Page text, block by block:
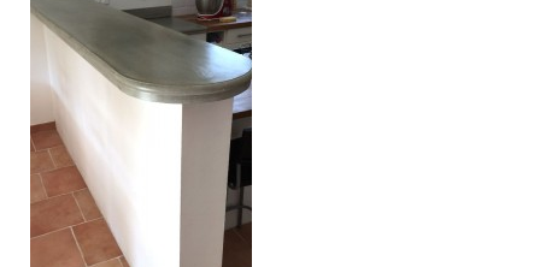
Escalier extérieur
Finitions pour escalier